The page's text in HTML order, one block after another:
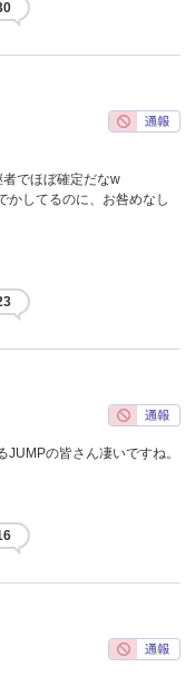
でほぼ確定だなw
かしてるのに、お咎めなし
の皆さん凄いですね。